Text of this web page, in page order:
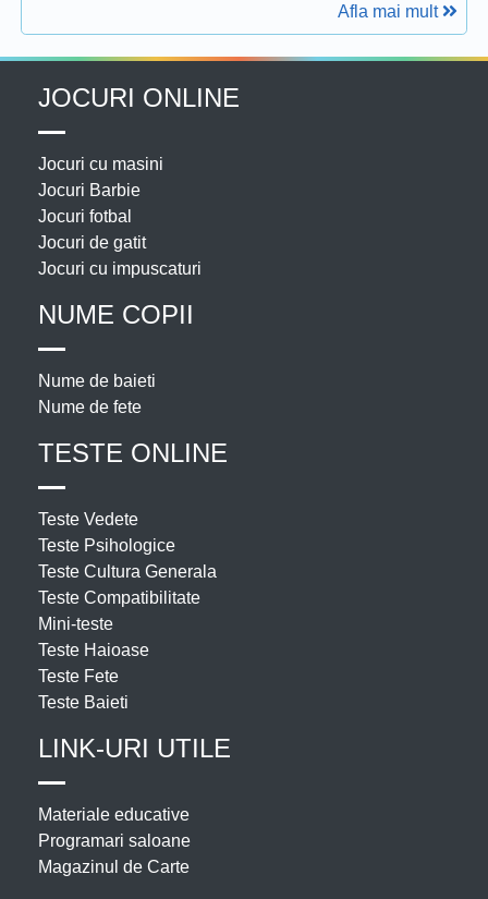
Afla mai mult
JOCURI ONLINE
Jocuri cu masini
Jocuri Barbie
Jocuri fotbal
Jocuri de gatit
Jocuri cu impuscaturi
NUME COPII
Nume de baieti
Nume de fete
TESTE ONLINE
Teste Vedete
Teste Psihologice
Teste Cultura Generala
Teste Compatibilitate
Mini-teste
Teste Haioase
Teste Fete
Teste Baieti
LINK-URI UTILE
Materiale educative
Programari saloane
Magazinul de Carte